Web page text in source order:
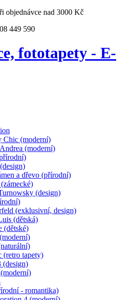
objednávce nad 3000 Kč
449 590
fototapety - E-
Chic (moderní)
(moderní)
a dřevo (přírodní)
(design)
(exklusivní, design)
(dětská)
(dětské)
(retro tapety)
(design)
- romantika)